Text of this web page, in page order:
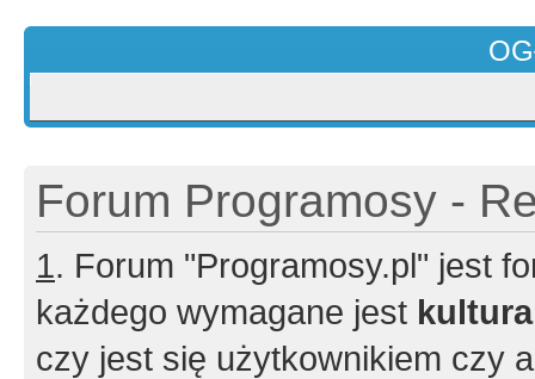
Forum Programosy -
1. Forum "Programosy.pl" jest
każdego wymagane jest
czy jest się użytkownikiem czy